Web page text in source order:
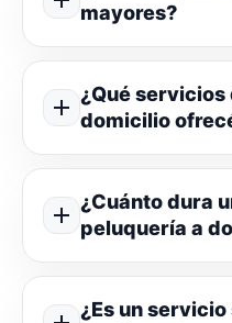
mayores?
¿Qué servicios
domicilio
¿Cuánto dura
peluquería a
¿Es un